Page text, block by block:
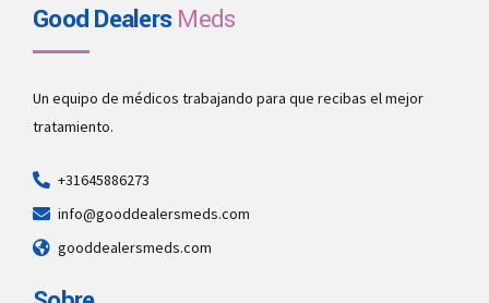
Good DealersMeds
Un equipo de médicos trabajando para que recibas el mejor
tratamiento.
+31645886273
info@gooddealersmeds.com
gooddealersmeds.com